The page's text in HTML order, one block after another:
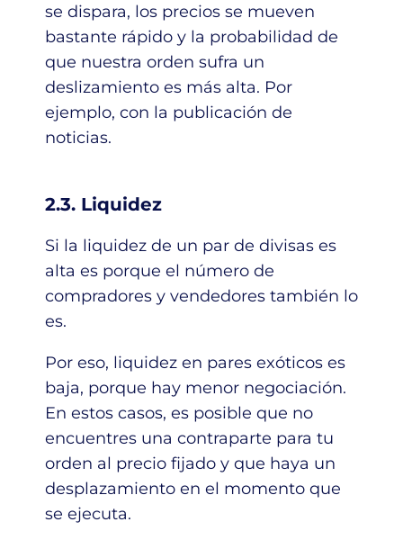
se dispara, los precios se mueven
bastante rápido y la probabilidad de
que nuestra orden sufra un
deslizamiento es más alta. Por
ejemplo, con la publicación de
noticias.
2.3. Liquidez
Si la liquidez de un par de divisas es
alta es porque el número de
compradores y vendedores también lo
es.
Por eso, liquidez en pares exóticos es
baja, porque hay menor negociación.
En estos casos, es posible que no
encuentres una contraparte para tu
orden al precio fijado y que haya un
desplazamiento en el momento que
se ejecuta.